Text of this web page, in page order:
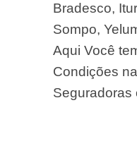
Bradesco,
Sompo,
Aqui Você
Condições
Seguradoras